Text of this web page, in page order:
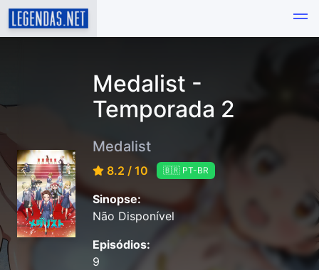
Medalist -
Temporada 2
Medalist
8.2 / 10 🇧🇷 PT-BR
Sinopse:
Não Disponível
Episódios:
9